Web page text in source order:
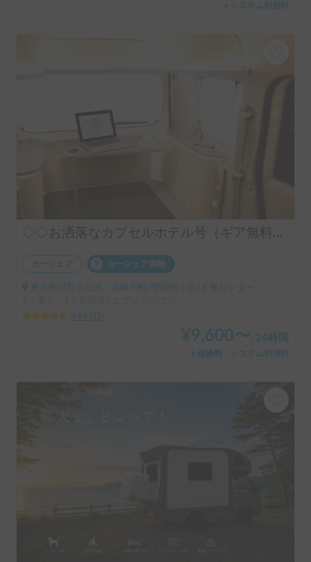
＋システム利用料
◇◇お洒落なカプセルホテル号（ギア無料手ぶらOK）◇◇
カーシェア カーシェア保険
東京都日野市三沢, ' 高幡不動/聖蹟桜ヶ丘/多摩センター
4.88
32
¥9,600〜 /24時間
＋保険料・システム利用料